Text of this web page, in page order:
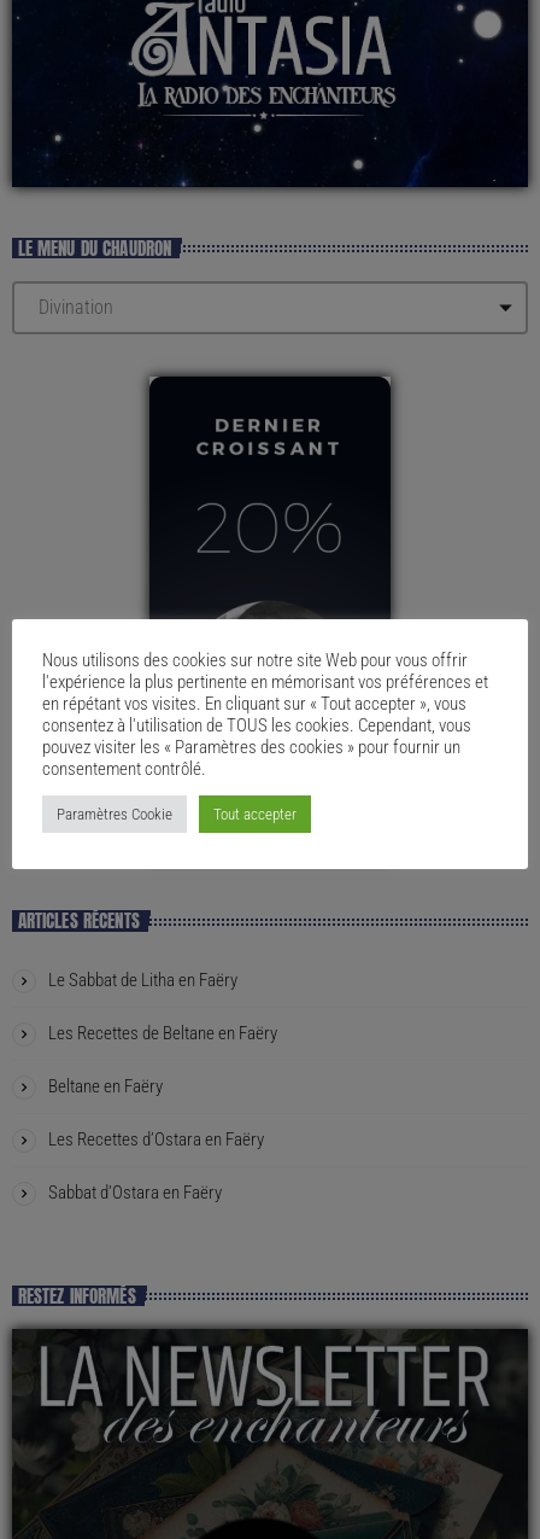
LE MENU DU CHAUDRON
ARTICLES RÉCENTS
Le Sabbat de Litha en Faëry
Les Recettes de Beltane en Faëry
Beltane en Faëry
Les Recettes d’Ostara en Faëry
Sabbat d’Ostara en Faëry
RESTEZ INFORMÉS
Nous utilisons des cookies sur notre site Web pour vous offrir
l'expérience la plus pertinente en mémorisant vos préférences et
en répétant vos visites. En cliquant sur « Tout accepter », vous
consentez à l'utilisation de TOUS les cookies. Cependant, vous
pouvez visiter les « Paramètres des cookies » pour fournir un
consentement contrôlé.
Paramètres Cookie Tout accepter